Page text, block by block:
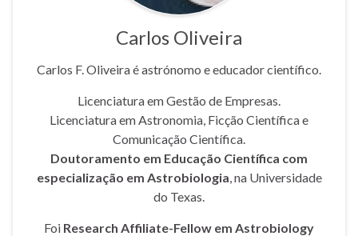
Carlos Oliveira
Carlos F. Oliveira é astrónomo e educador científico.
Licenciatura em Gestão de Empresas.
Licenciatura em Astronomia, Ficção Científica e
Comunicação Científica.
Doutoramento em Educação Científica com
especialização em Astrobiologia , na Universidade
do Texas.
Foi Research Affiliate-Fellow em Astrobiology